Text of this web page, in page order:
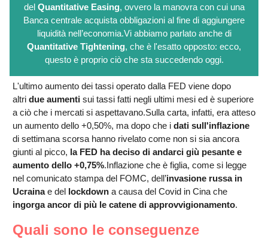
del Quantitative Easing, ovvero la manovra con cui una
Banca centrale acquista obbligazioni al fine di aggiungere
liquidità nell’economia.Vi abbiamo parlato anche di
Quantitative Tightening, che è l'esatto opposto: ecco,
questo è proprio ciò che sta succedendo oggi.
L'ultimo aumento dei tassi operato dalla FED viene dopo
altri due aumenti sui tassi fatti negli ultimi mesi ed è superiore
a ciò che i mercati si aspettavano.Sulla carta, infatti, era atteso
un aumento dello +0,50%, ma dopo che i dati sull'inflazione
di settimana scorsa hanno rivelato come non si sia ancora
giunti al picco, la FED ha deciso di andarci giù pesante e
aumento dello +0,75%.Inflazione che è figlia, come si legge
nel comunicato stampa del FOMC, dell’invasione russa in
Ucrainae del lockdown a causa del Covid in Cina che
ingorga ancor di più le catene di approvvigionamento.
Quali sono le conseguenze